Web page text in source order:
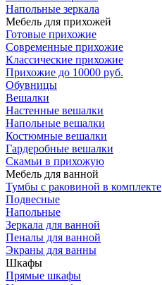
Напольные зеркала
Мебель для прихожей
Готовые прихожие
Современные прихожие
Классические прихожие
Прихожие до 10000 руб.
Обувницы
Вешалки
Настенные вешалки
Напольные вешалки
Костюмные вешалки
Гардеробные вешалки
Скамьи в прихожую
Мебель для ванной
Тумбы c раковиной в комплекте
Подвесные
Напольные
Зеркала для ванной
Пеналы для ванной
Экраны для ванны
Шкафы
Прямые шкафы